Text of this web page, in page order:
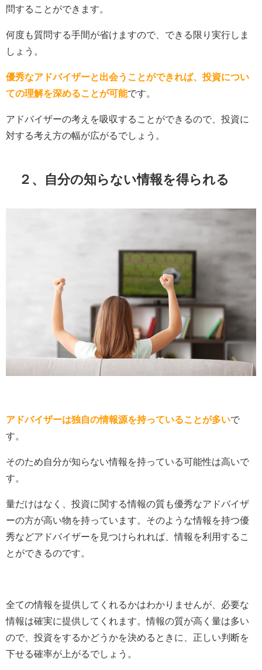
問することができます。
何度も質問する手間が省けますので、できる限り実行しま
しょう。
優秀なアドバイザーと出会うことができれば、投資につい
ての理解を深めることが可能です。
アドバイザーの考えを吸収することができるので、投資に
対する考え方の幅が広がるでしょう。
２、自分の知らない情報を得られる
アドバイザーは独自の情報源を持っていることが多いで
す。
そのため自分が知らない情報を持っている可能性は高いで
す。
量だけはなく、投資に関する情報の質も優秀なアドバイザ
ーの方が高い物を持っています。そのような情報を持つ優
秀などアドバイザーを見つけられれば、情報を利用するこ
とができるのです。
全ての情報を提供してくれるかはわかりませんが、必要な
情報は確実に提供してくれます。情報の質が高く量は多い
ので、投資をするかどうかを決めるときに、正しい判断を
下せる確率が上がるでしょう。